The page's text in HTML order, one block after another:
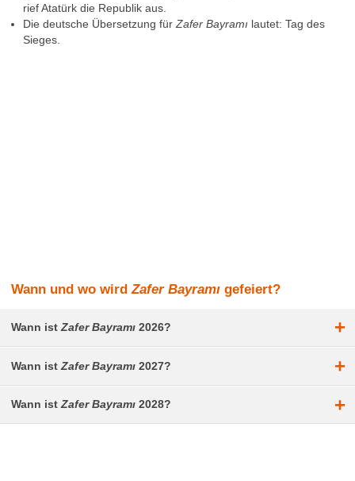
rief Atatürk die Republik aus.
Die deutsche Übersetzung fürZafer Bayramı lautet: Tag des
Sieges.
Wann und wo wirdZafer Bayramı gefeiert?
Wann istZafer Bayramı 2026? +
Wann istZafer Bayramı 2027? +
Wann istZafer Bayramı 2028? +